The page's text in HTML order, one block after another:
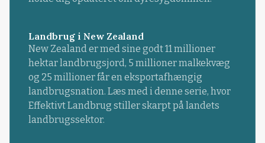
Landbrug i New Zealand
New Zealand er med sine godt 11 millioner
hektar landbrugsjord, 5 millioner malkekvæg
og 25 millioner får en eksportafhængig
landbrugsnation. Læs med i denne serie, hvor
Effektivt Landbrug stiller skarpt på landets
landbrugssektor.